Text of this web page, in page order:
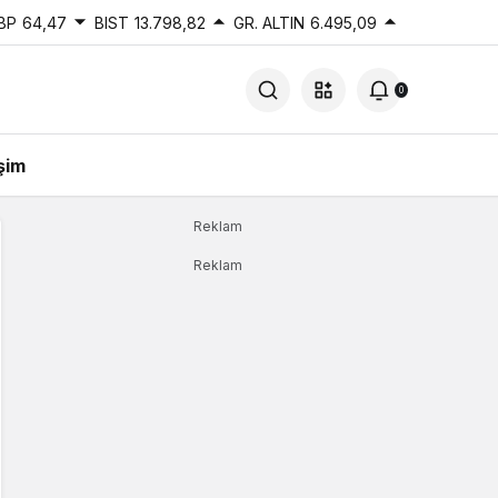
64,47 BIST 13.798,82 GR. ALTIN 6.495,09
0
Reklam
Reklam